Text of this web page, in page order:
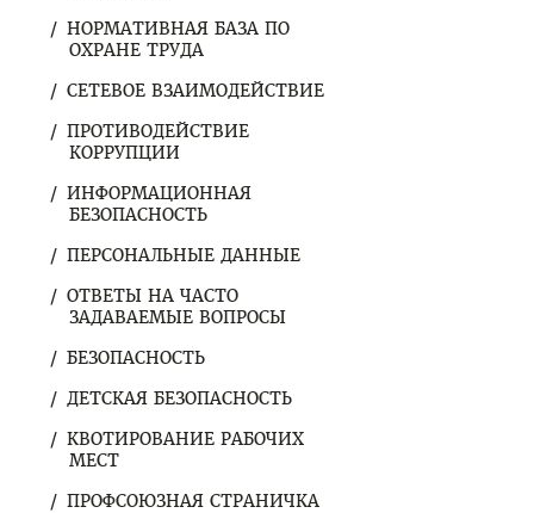
НОРМАТИВНАЯ БАЗА ПО
ОХРАНЕ ТРУДА
СЕТЕВОЕ ВЗАИМОДЕЙСТВИЕ
ПРОТИВОДЕЙСТВИЕ
КОРРУПЦИИ
ИНФОРМАЦИОННАЯ
БЕЗОПАСНОСТЬ
ПЕРСОНАЛЬНЫЕ ДАННЫЕ
ОТВЕТЫ НА ЧАСТО
ЗАДАВАЕМЫЕ ВОПРОСЫ
БЕЗОПАСНОСТЬ
ДЕТСКАЯ БЕЗОПАСНОСТЬ
КВОТИРОВАНИЕ РАБОЧИХ
МЕСТ
ПРОФСОЮЗНАЯ СТРАНИЧКА